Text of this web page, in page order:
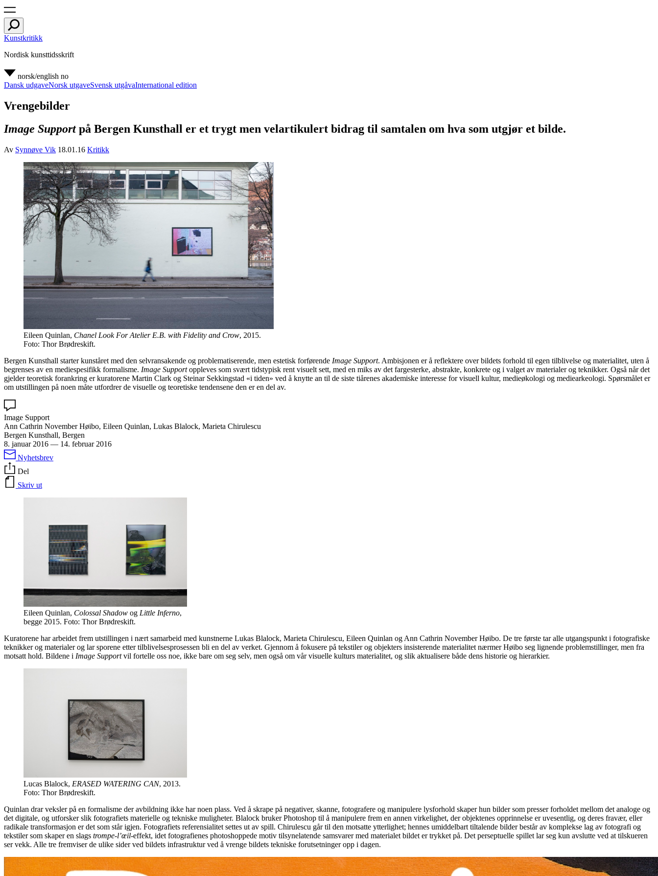
Kunstkritikk
Nordisk kunsttidsskrift
norsk/english no
Dansk udgaveNorsk utgaveSvensk utgåvaInternational edition
Vrengebilder
Image Supportpå Bergen Kunsthall er et trygt men velartikulert bidrag til samtalen om hva som utgjør et bilde.
Av Synnøve Vik 18.01.16 Kritikk
Eileen Quinlan, Chanel Look For Atelier E.B. with Fidelity and Crow, 2015.
Foto: Thor Brødreskift.
Bergen Kunsthall starter kunståret med den selvransakende og problematiserende, men estetisk forførende Image Support. Ambisjonen er å reflektere over bildets forhold til egen tilblivelse og materialitet, uten å
begrenses av en mediespesifikk formalisme. Image Supportoppleves som svært tidstypisk rent visuelt sett, med en miks av det fargesterke, abstrakte, konkrete og i valget av materialer og teknikker. Også når det
gjelder teoretisk forankring er kuratorene Martin Clark og Steinar Sekkingstad «i tiden» ved å knytte an til de siste tiårenes akademiske interesse for visuell kultur, medieøkologi og mediearkeologi. Spørsmålet er
om utstillingen på noen måte utfordrer de visuelle og teoretiske tendensene den er en del av.
Image Support
Ann Cathrin November Høibo, Eileen Quinlan, Lukas Blalock, Marieta Chirulescu
Bergen Kunsthall, Bergen
8. januar 2016 — 14. februar 2016
Nyhetsbrev
Del
Skriv ut
Eileen Quinlan, Colossal Shadow og Little Inferno,
begge 2015. Foto: Thor Brødreskift.
Kuratorene har arbeidet frem utstillingen i nært samarbeid med kunstnerne Lukas Blalock, Marieta Chirulescu, Eileen Quinlan og Ann Cathrin November Høibo. De tre første tar alle utgangspunkt i fotografiske
teknikker og materialer og lar sporene etter tilblivelsesprosessen bli en del av verket. Gjennom å fokusere på tekstiler og objekters insisterende materialitet nærmer Høibo seg lignende problemstillinger, men fra
motsatt hold. Bildene i Image Supportvil fortelle oss noe, ikke bare om seg selv, men også om vår visuelle kulturs materialitet, og slik aktualisere både dens historie og hierarkier.
Lucas Blalock, ERASED WATERING CAN, 2013.
Foto: Thor Brødreskift.
Quinlan drar veksler på en formalisme der avbildning ikke har noen plass. Ved å skrape på negativer, skanne, fotografere og manipulere lysforhold skaper hun bilder som presser forholdet mellom det analoge og
det digitale, og utforsker slik fotografiets materielle og tekniske muligheter. Blalock bruker Photoshop til å manipulere frem en annen virkelighet, der objektenes opprinnelse er uvesentlig, og deres fravær, eller
radikale transformasjon er det som står igjen. Fotografiets referensialitet settes ut av spill. Chirulescu går til den motsatte ytterlighet; hennes umiddelbart tiltalende bilder består av komplekse lag av fotografi og
tekstiler som skaper en slags trompe-l’œil-effekt, idet fotografienes photoshoppede motiv tilsynelatende samsvarer med materialet bildet er trykket på. Det perseptuelle spillet lar seg kun avslutte ved at tilskueren
ser vekk. Alle tre fremviser de ulike sider ved bildets infrastruktur ved å vrenge bildets tekniske forutsetninger opp i dagen.